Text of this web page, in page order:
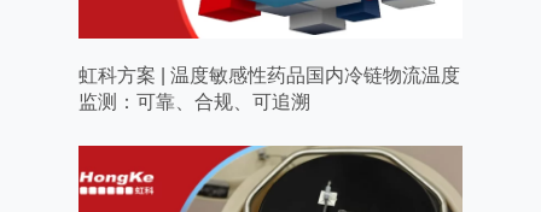
虹科方案 | 温度敏感性药品国内冷链物流温度
监测：可靠、合规、可追溯